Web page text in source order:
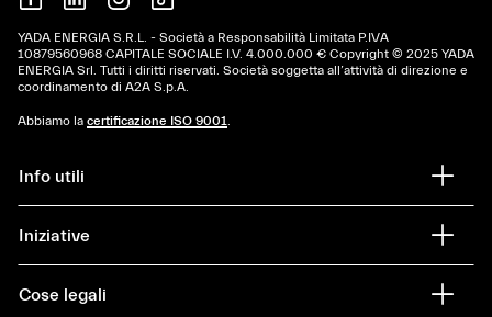
YADA ENERGIA S.R.L. - Società a Responsabilità Limitata P.IVA
10879560968 CAPITALE SOCIALE I.V. 4.000.000 € Copyright © 2025 YADA
ENERGIA Srl. Tutti i diritti riservati. Società soggetta all’attività di direzione e
coordinamento di A2A S.p.A.
Abbiamo la certificazione ISO 9001.
Info utili
Iniziative
Cose legali